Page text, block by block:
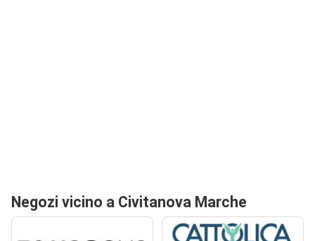
Negozi vicino a Civitanova Marche